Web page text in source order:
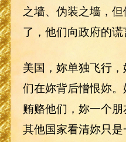
之墙、伪装之墙，
了，他们向政府的谎
美国，妳单独飞行
们在妳背后憎恨妳
贿赂他们，妳一个
其他国家看清妳只